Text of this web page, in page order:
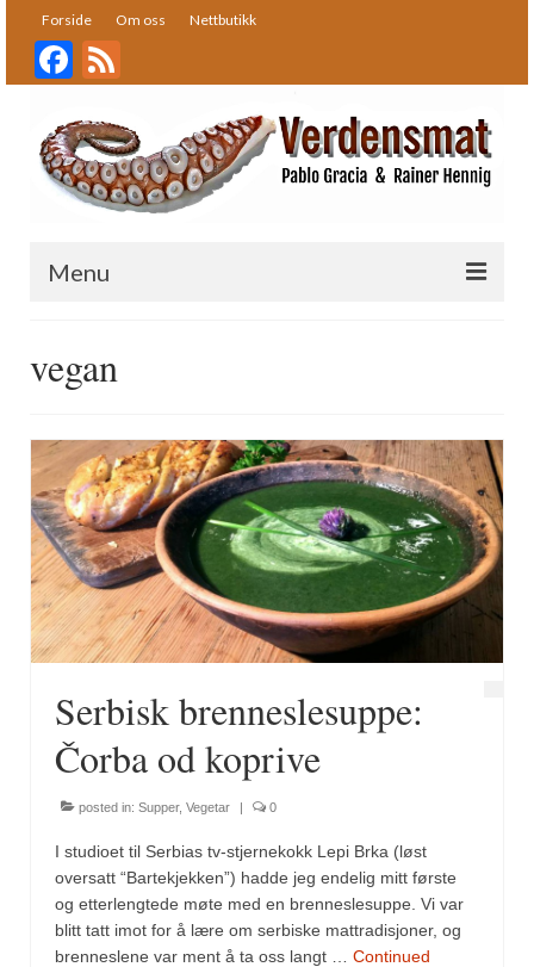
Forside Om oss Nettbutikk
Facebook
Menu
Oppskrifter
Desserter
Fisk og skalldyr
Fugl
Gryteretter
Snacks
Supper
Olivenolje, oppskrifter
Krydder, oppskrifter
vegan
Serbisk brenneslesuppe:
Čorba od koprive
posted in: Supper, Vegetar | 0
I studioet til Serbias tv-stjernekokk Lepi Brka (løst
oversatt “Bartekjekken”) hadde jeg endelig mitt første
og etterlengtede møte med en brenneslesuppe. Vi var
blitt tatt imot for å lære om serbiske mattradisjoner, og
brenneslene var ment å ta oss langt … Continued